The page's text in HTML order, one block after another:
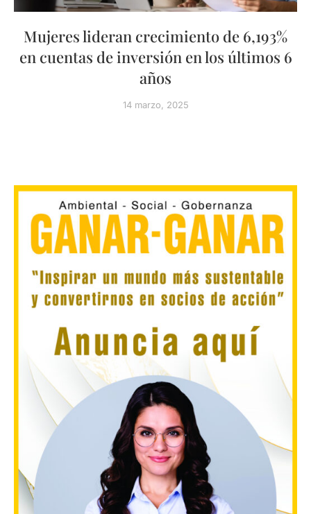
Mujeres lideran crecimiento de 6,193%
en cuentas de inversión en los últimos 6
años
14 marzo, 2025